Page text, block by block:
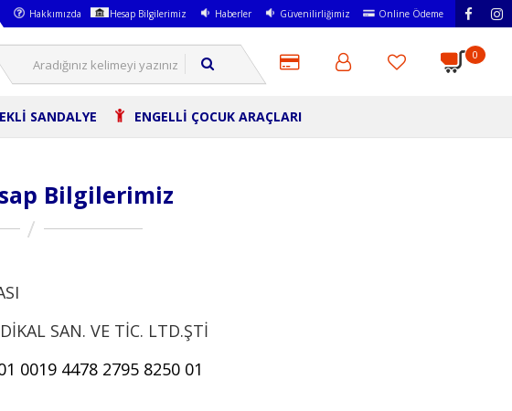
Hakkımızda Hesap Bilgilerimiz Haberler Güvenilirliğimiz Online Ödeme
0
SANDALYE ENGELLİ ÇOCUK ARAÇLARI
Bilgilerimiz
SAN. VE TİC. LTD.ŞTİ
0019 4478 2795 8250 01